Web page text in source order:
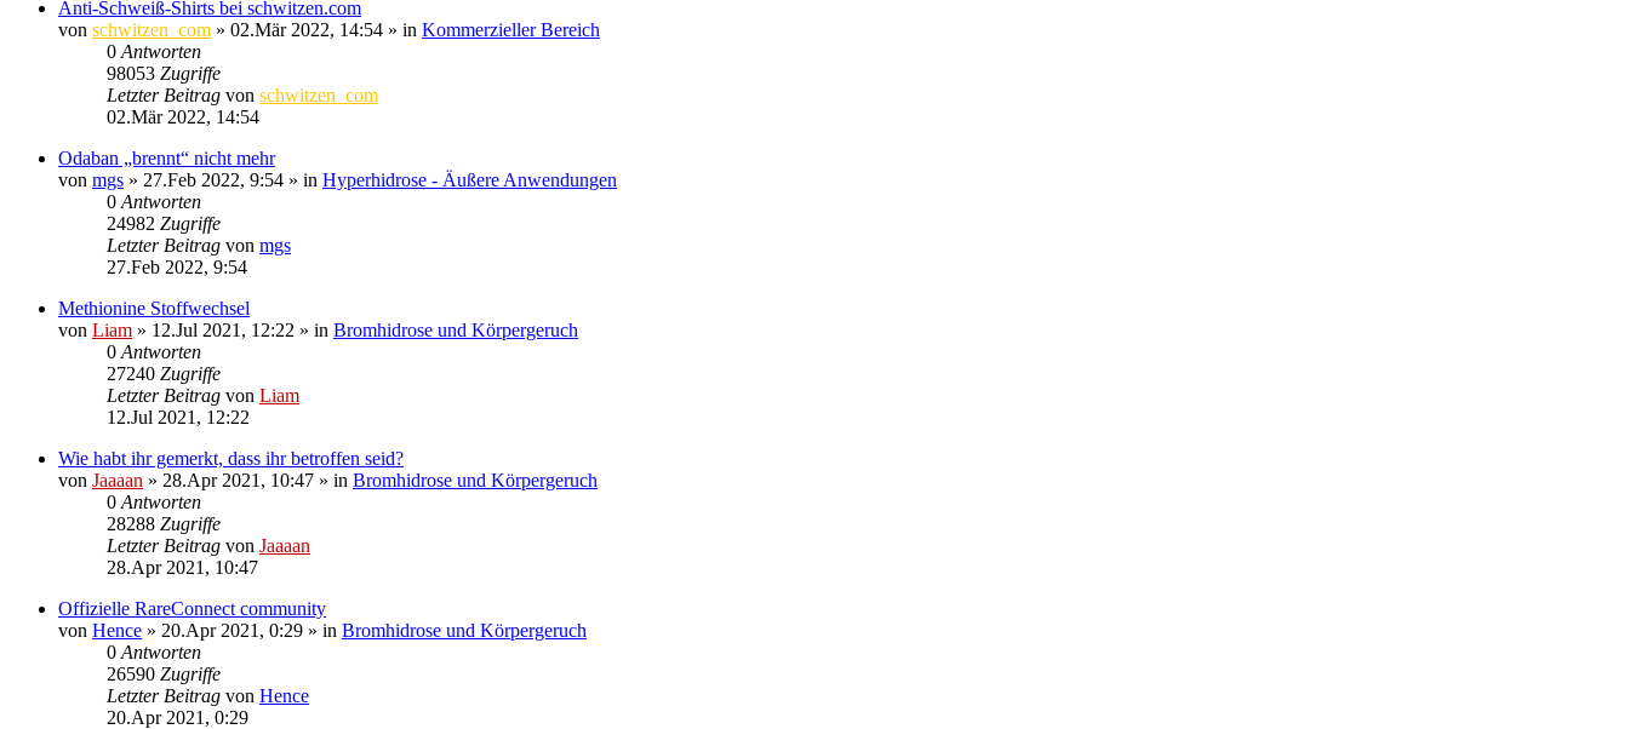
Anti-Schweiß-Shirts bei schwitzen.com
von schwitzen_com » 02.Mär 2022, 14:54 » in Kommerzieller Bereich
0 Antworten
98053 Zugriffe
Letzter Beitrag von schwitzen_com
02.Mär 2022, 14:54
Odaban „brennt“ nicht mehr
von mgs » 27.Feb 2022, 9:54 » in Hyperhidrose - Äußere Anwendungen
0 Antworten
24982 Zugriffe
Letzter Beitrag von mgs
27.Feb 2022, 9:54
Methionine Stoffwechsel
von Liam » 12.Jul 2021, 12:22 » in Bromhidrose und Körpergeruch
0 Antworten
27240 Zugriffe
Letzter Beitrag von Liam
12.Jul 2021, 12:22
Wie habt ihr gemerkt, dass ihr betroffen seid?
von Jaaaan » 28.Apr 2021, 10:47 » in Bromhidrose und Körpergeruch
0 Antworten
28288 Zugriffe
Letzter Beitrag von Jaaaan
28.Apr 2021, 10:47
Offizielle RareConnect community
von Hence » 20.Apr 2021, 0:29 » in Bromhidrose und Körpergeruch
0 Antworten
26590 Zugriffe
Letzter Beitrag von Hence
20.Apr 2021, 0:29